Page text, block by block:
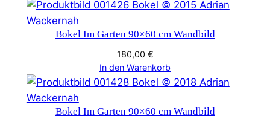
Bokel Im Garten 90×60 cm Wandbild
180,00 €
In den Warenkorb
Bokel Im Garten 90×60 cm Wandbild